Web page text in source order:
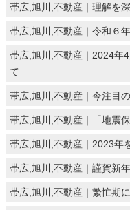
帯広,旭川,不動産｜理解を
帯広,旭川,不動産｜令和６
帯広,旭川,不動産｜2024年
て
帯広,旭川,不動産｜今注目
帯広,旭川,不動産｜「地震
帯広,旭川,不動産｜2023年
帯広,旭川,不動産｜謹賀新
帯広,旭川,不動産｜繁忙期